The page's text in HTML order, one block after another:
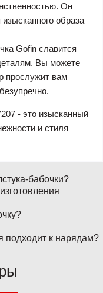
Он
образа
Gofin славится
Вы можете
прослужит вам
- это изысканный
и стиля
бабочки?
подходит к нарядам?